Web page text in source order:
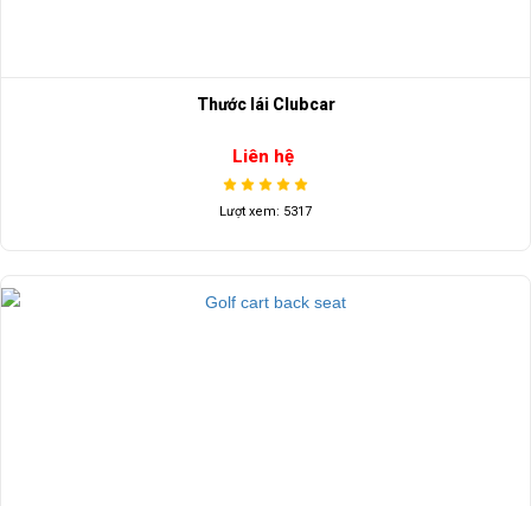
Thước lái Clubcar
Liên hệ
Lượt xem: 5317